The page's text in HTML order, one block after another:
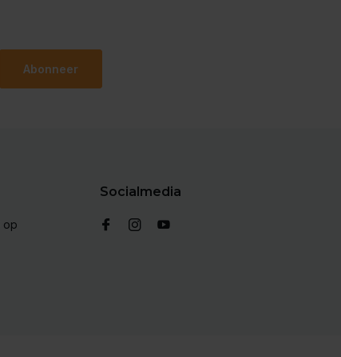
Abonneer
op
Socialmedia